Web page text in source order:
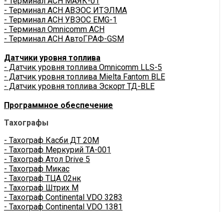
- Терминал АСН АВЭОС ИТЭЛМА
- Терминал АСН УВЭОС EMG-1
- Терминал Omnicomm АСН
- Терминал АСН АвтоГРАФ-GSM
Датчики уровня топлива
- Датчик уровня топлива Omnicomm LLS-5
- Датчик уровня топлива Mielta Fantom BLE
- Датчик уровня топлива Эскорт ТД-BLE
Программное обеспечение
Тахографы
- Тахограф Касби ДТ 20М
- Тахограф Меркурий ТА-001
- Тахограф Атол Drive 5
- Тахограф Микас
- Тахограф ТЦА 02нк
- Тахограф Штрих М
- Тахограф Continental VDO 3283
- Тахограф Continental VDO 1381